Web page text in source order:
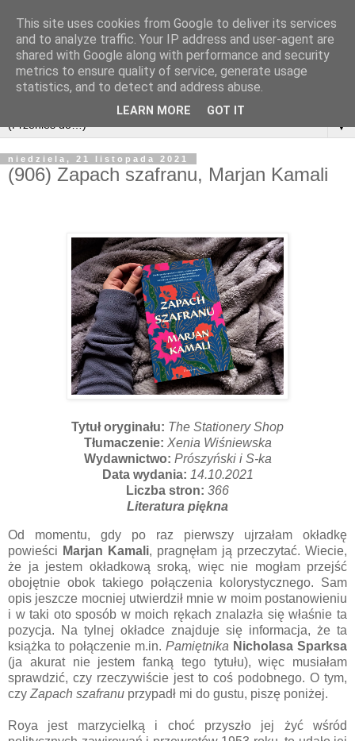
▼
niedziela, 21 listopada 2021
(906) Zapach szafranu, Marjan Kamali
Tytuł oryginału: The Stationery Shop
Tłumaczenie: Xenia Wiśniewska
Wydawnictwo: Prószyński i S-ka
Data wydania: 14.10.2021
Liczba stron: 366
Literatura piękna
Od momentu, gdy po raz pierwszy ujrzałam okładkę
powieści Marjan Kamali, pragnęłam ją przeczytać. Wiecie,
że ja jestem okładkową sroką, więc nie mogłam przejść
obojętnie obok takiego połączenia kolorystycznego. Sam
opis jeszcze mocniej utwierdził mnie w moim postanowieniu
i w taki oto sposób w moich rękach znalazła się właśnie ta
pozycja. Na tylnej okładce znajduje się informacja, że ta
książka to połączenie m.in. Pamiętnika Nicholasa Sparksa
(ja akurat nie jestem fanką tego tytułu), więc musiałam
sprawdzić, czy rzeczywiście jest to coś podobnego. O tym,
czy Zapach szafranu przypadł mi do gustu, piszę poniżej.
Roya jest marzycielką i choć przyszło jej żyć wśród
This site uses cookies from Google to deliver its services
and to analyze traffic. Your IP address and user-agent are
shared with Google along with performance and security
metrics to ensure quality of service, generate usage
statistics, and to detect and address abuse.
LEARN MORE GOT IT